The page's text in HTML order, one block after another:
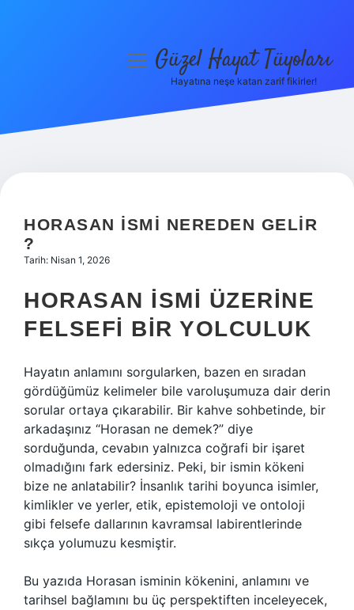
Hakkımızda
menüyüGüzel Hayat Tüyoları
Hayatına neşe katan zarif fikirler!
HORASAN ISMI NEREDEN GELIR
?
Tarih: Nisan 1, 2026
HORASAN İSMI ÜZERINE
FELSEFI BIR YOLCULUK
Hayatın anlamını sorgularken, bazen en sıradan
gördüğümüz kelimeler bile varoluşumuza dair derin
sorular ortaya çıkarabilir. Bir kahve sohbetinde, bir
arkadaşınız “Horasan ne demek?” diye
sorduğunda, cevabın yalnızca coğrafi bir işaret
olmadığını fark edersiniz. Peki, bir ismin kökeni
bize ne anlatabilir? İnsanlık tarihi boyunca isimler,
kimlikler ve yerler, etik, epistemoloji ve ontoloji
gibi felsefe dallarının kavramsal labirentlerinde
sıkça yolumuzu kesmiştir.
Bu yazıda Horasan isminin kökenini, anlamını ve
tarihsel bağlamını bu üç perspektiften inceleyecek,